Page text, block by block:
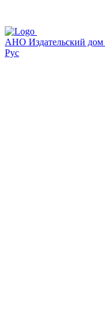
АНО Издательский дом
Рус